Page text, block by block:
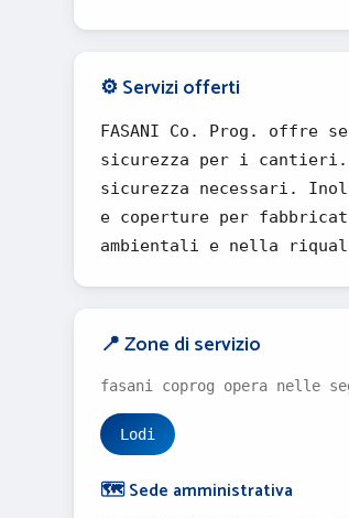
⚙️ Servizi offerti
FASANI Co. Prog. offre
sicurezza per i cantieri.
sicurezza necessari.
e coperture per
ambientali e nella
📍 Zone di servizio
fasani coprog opera nelle
Lodi
🗺️ Sede amministrativa